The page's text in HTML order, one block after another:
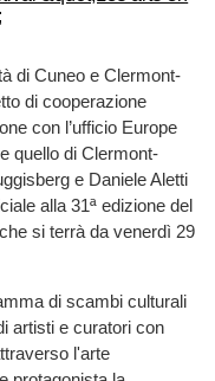
di Cuneo e Clermont-
di cooperazione
con l’ufficio Europe
quello di Clermont-
e Daniele Aletti
alla 31ª edizione del
si terrà da venerdì 29
di scambi culturali
artisti e curatori con
l'arte